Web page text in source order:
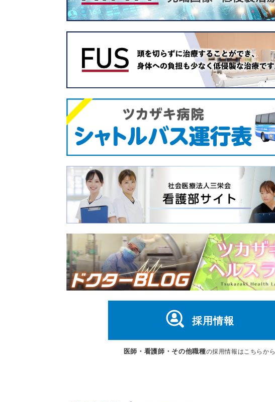
採用情報
医師・看護師・その他職種の採用情報はこちらから